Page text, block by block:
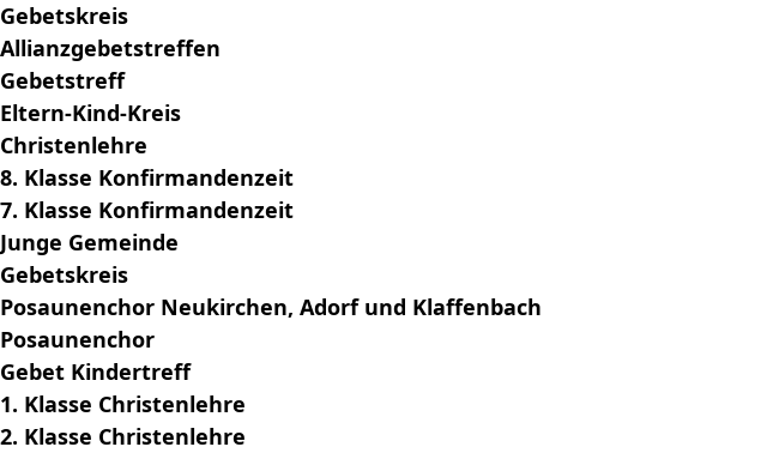
Gebetskreis
Allianzgebetstreffen
Gebetstreff
Eltern-Kind-Kreis
Christenlehre
8. Klasse Konfirmandenzeit
7. Klasse Konfirmandenzeit
Junge Gemeinde
Gebetskreis
Posaunenchor Neukirchen, Adorf und Klaffenbach
Posaunenchor
Gebet Kindertreff
1. Klasse Christenlehre
2. Klasse Christenlehre